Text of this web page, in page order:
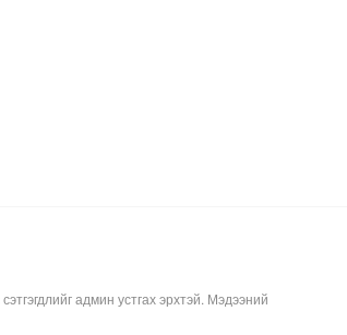
админ устгах эрхтэй. Мэдээний